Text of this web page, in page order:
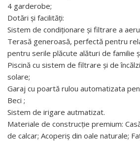
4 garderobe;
Dotări și facilități:
Sistem de condiționare și filtrare a
Terasă generoasă, perfectă pentru
pentru serile plăcute alături de familie
Piscină cu sistem de filtrare și de
solare;
Garaj cu poartă rulou automatizata
Beci ;
Sistem de irigare autmatizat.
Materiale de construcție premium:
de calcar; Acoperiș din oale naturale;